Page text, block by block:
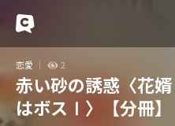
恋愛 2
赤い砂の誘惑〈花婿
はボスⅠ〉【分冊】